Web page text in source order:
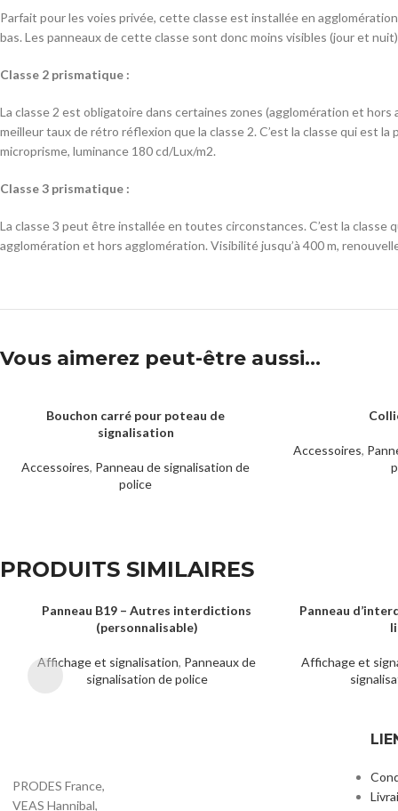
Parfait pour les voies privée, cette classe est installée en
bas. Les panneaux de cette classe sont donc moins visibles (jour et
Classe 2 prismatique :
La classe 2 est obligatoire dans certaines zones (agglomération et
meilleur taux de rétro réflexion que la classe 2. C’est la classe qui est
microprisme, luminance 180 cd/Lux/m2.
Classe 3 prismatique :
La classe 3 peut être installée en toutes circonstances. C’est la
agglomération et hors agglomération. Visibilité jusqu’à 400 m,
Vous aimerez peut-être aussi…
LIRE LA SUITE
Bouchon carré pour poteau de
signalisation
Accessoires, Panneau de signalisation de
police
Accessoires,
PRODUITS SIMILAIRES
LIRE LA SUITE
Panneau B19 – Autres interdictions
(personnalisable)
Affichage et signalisation, Panneaux de
signalisation de police
LIRE LA SUITE
Panneau
Affichage et
PRODES France,
VEAS Hannibal,